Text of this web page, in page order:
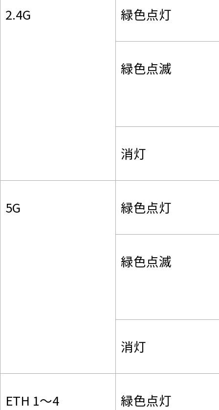
2.4G 緑色点灯
緑色点滅
消灯
5G 緑色点灯
緑色点滅
消灯
ETH 1～4 緑色点灯